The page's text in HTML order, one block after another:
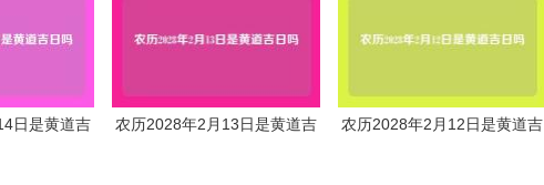
日是黄道吉
农历2028年2月13日是黄道吉
农历2028年2月12日是黄道吉